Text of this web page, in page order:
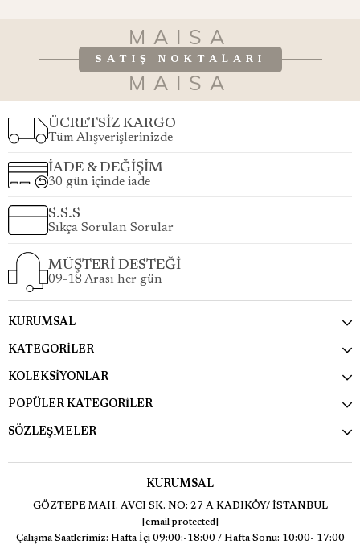
MAISA
SATIŞ NOKTALARI
MAISA
ÜCRETSİZ KARGO
Tüm Alışverişlerinizde
İADE & DEĞİŞİM
30 gün içinde iade
S.S.S
Sıkça Sorulan Sorular
MÜŞTERİ DESTEĞİ
09-18 Arası her gün
KURUMSAL
KATEGORİLER
KOLEKSİYONLAR
POPÜLER KATEGORİLER
SÖZLEŞMELER
KURUMSAL
GÖZTEPE MAH. AVCI SK. NO: 27 A KADIKÖY/ İSTANBUL
[email protected]
Çalışma Saatlerimiz: Hafta İçi 09:00:-18:00 / Hafta Sonu: 10:00- 17:00